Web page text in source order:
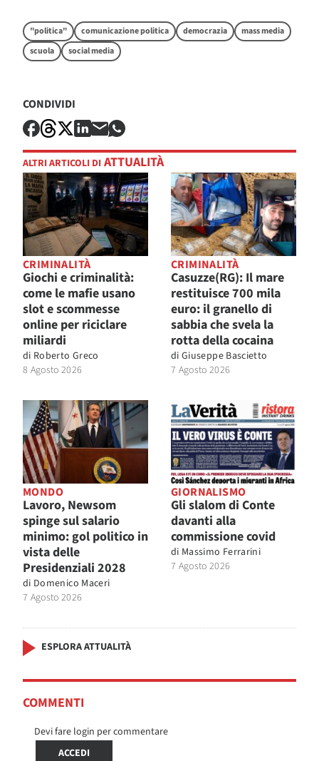
"politica" comunicazione politica democrazia
mass media
scuola
social media
CONDIVIDI
ALTRI ARTICOLI DI ATTUALITÀ
CRIMINALITÀ
Giochi e criminalità:
come le mafie usano
slot e scommesse
online per riciclare
miliardi
di Roberto Greco
8 Agosto 2026
CRIMINALITÀ
Casuzze(RG): Il mare
restituisce 700 mila
euro: il granello di
sabbia che svela la
rotta della cocaina
di Giuseppe Bascietto
7 Agosto 2026
MONDO
Lavoro, Newsom
spinge sul salario
minimo: gol politico in
vista delle
Presidenziali 2028
di Domenico Maceri
7 Agosto 2026
GIORNALISMO
Gli slalom di Conte
davanti alla
commissione covid
di Massimo Ferrarini
7 Agosto 2026
ESPLORA ATTUALITÀ
COMMENTI
Devi fare login per commentare
ACCEDI